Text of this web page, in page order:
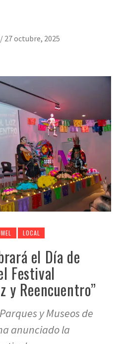
/ 27 octubre, 2025
LOCAL
el Día de
Festival
y Reencuentro”
y Museos de
anunciado la